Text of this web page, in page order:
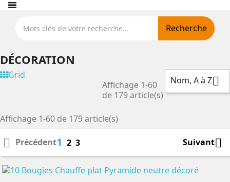
Recherche
DÉCORATION
Grid Nom, A à Z
Affichage 1-60
de 179 article(s)
Affichage 1-60 de 179 article(s)
 Précédent1 2 3 Suivant